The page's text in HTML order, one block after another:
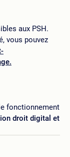
aux PSH.
vous pouvez
fonctionnement
droit digital et